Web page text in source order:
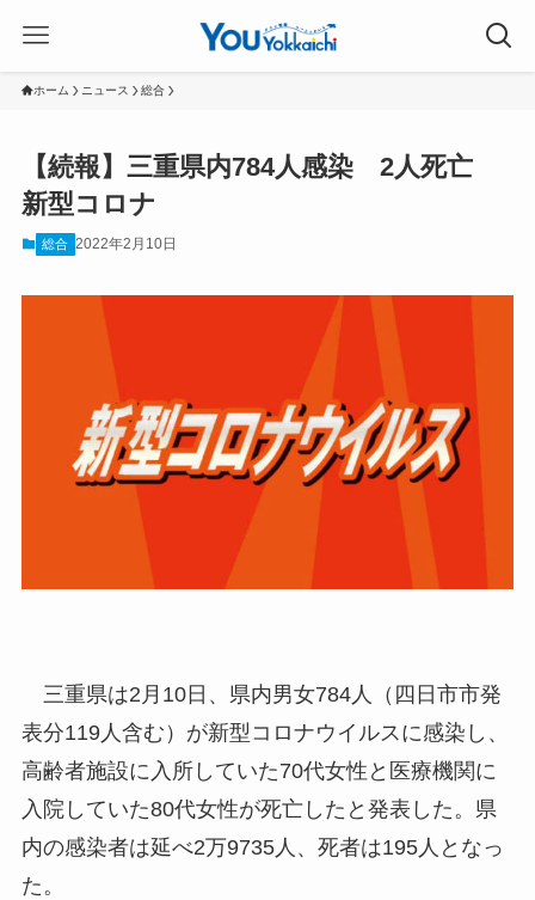
ホーム ニュース 総合
【続報】三重県内784人感染 2人死亡
新型コロナ
総合 2022年2月10日
三重県は2月10日、県内男女784人（四日市市発
表分119人含む）が新型コロナウイルスに感染し、
高齢者施設に入所していた70代女性と医療機関に
入院していた80代女性が死亡したと発表した。県
内の感染者は延べ2万9735人、死者は195人となっ
た。